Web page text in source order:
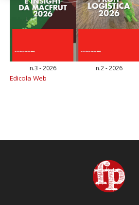
n.3 - 2026 n.2 - 2026
Edicola Web